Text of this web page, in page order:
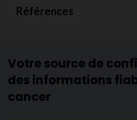
Références
Votre source de
des informations
cancer